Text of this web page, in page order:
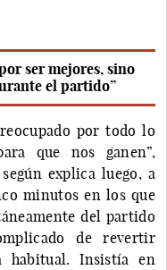
ser mejores, sino
el partido”
por todo lo
que nos ganen”,
explica luego, a
minutos en los que
del partido
de revertir
habitual. Insistía en